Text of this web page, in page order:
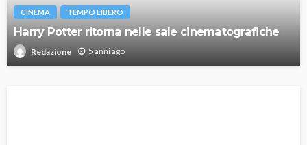
CINEMA TEMPO LIBERO
Harry Potter ritorna nelle sale cinematografiche
Redazione 5 anni ago